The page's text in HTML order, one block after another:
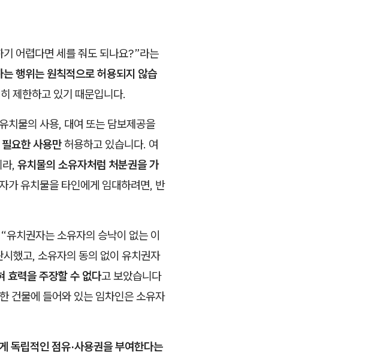
어렵다면 세를 줘도 되나요?”라는
행위는 원칙적으로 허용되지 않습
제한하고 있기 때문입니다.
치물의 사용, 대여 또는 담보제공을
요한 사용만허용하고 있습니다. 여
, 유치물의 소유자처럼 처분권을 가
가 유치물을 타인에게 임대하려면, 반
치권자는 소유자의 승낙이 없는 이
했고, 소유자의 동의 없이 유치권자
효력을 주장할 수 없다고 보았습니다
건물에 들어와 있는 임차인은 소유자
독립적인 점유·사용권을 부여한다는